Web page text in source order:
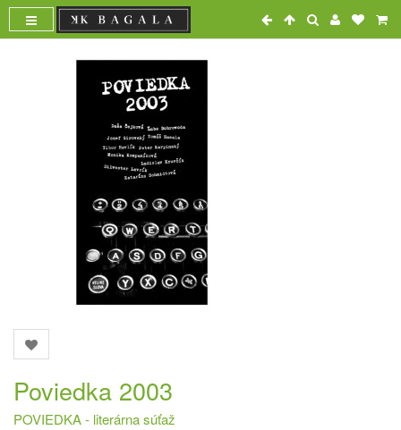
Poviedka 2003
POVIEDKA - literárna súťaž